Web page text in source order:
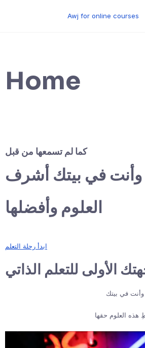
Awj for online courses
Home
كما لم تسمعها من قبل
وأنت في بيتك أشرف
العلوم وأفضلها
ابدأ رحلة التعلم
الأولى للتعلم الذاتي
في بيتك
هذه العلوم حقها